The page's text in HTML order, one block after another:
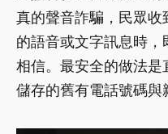
真的聲音詐騙，民眾收
的語音或文字訊息時
相信。最安全的做法
儲存的舊有電話號碼與